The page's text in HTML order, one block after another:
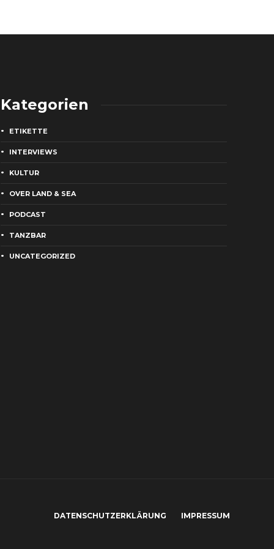
Kategorien
ETIKETTE
INTERVIEWS
KULTUR
OVER LAND & SEA
PODCAST
TANZBAR
UNCATEGORIZED
DATENSCHUTZERKLÄRUNG IMPRESSUM